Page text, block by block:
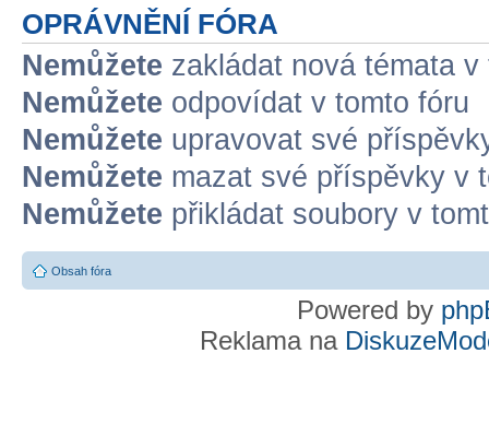
OPRÁVNĚNÍ FÓRA
Nemůžete zakládat nová témata v
Nemůžete odpovídat v tomto fóru
Nemůžete upravovat své
Nemůžete mazat své příspěvky v
Nemůžete přikládat soubory v
Obsah fóra
Powered by
Reklama na